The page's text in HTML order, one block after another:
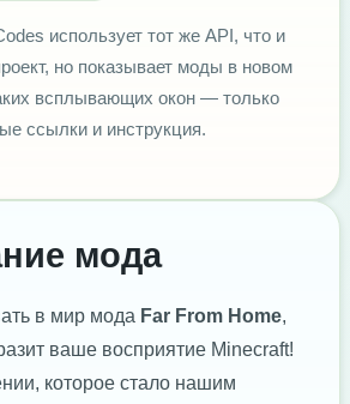
использует тот же API, что и
но показывает моды в новом
всплывающих окон — только
ссылки и инструкция.
мода
в мир мода Far From Home,
ваше восприятие Minecraft!
которое стало нашим